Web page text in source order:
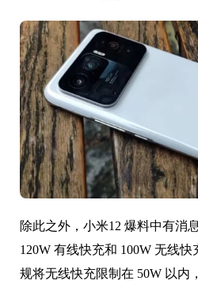
除此之外，小米12 爆料中有消
120W 有线快充和 100W 无线
规将无线快充限制在 50W 以内